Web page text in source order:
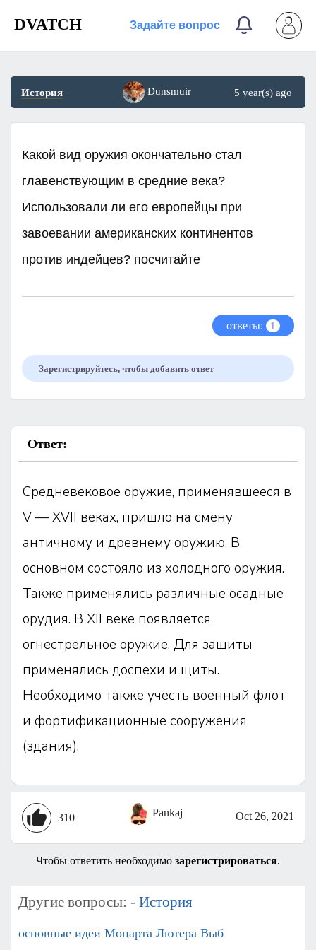
DVATCH Задайте вопрос
История Dunsmuir 5 year(s) ago
Какой вид оружия окончательно стал
главенствующим в средние века?
Использовали ли его европейцы при
завоевании американских континентов
против индейцев? посчитайте
ответы: 1
Зарегистрируйтесь, чтобы добавить ответ
Ответ:
Средневековое оружие, применявшееся в
V — XVII веках, пришло на смену
античному и древнему оружию. В
основном состояло из холодного оружия.
Также применялись различные осадные
орудия. В XII веке появляется
огнестрельное оружие. Для защиты
применялись доспехи и щиты.
Необходимо также учесть военный флот
и фортификационные сооружения
(здания).
310 Pankaj Oct 26, 2021
Чтобы ответить необходимо зарегистрироваться.
Другие вопросы: - История
основные идеи Моцарта Лютера Выб